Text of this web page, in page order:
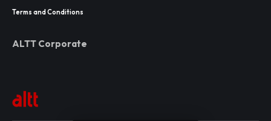
Terms and Conditions
ALTT Corporate